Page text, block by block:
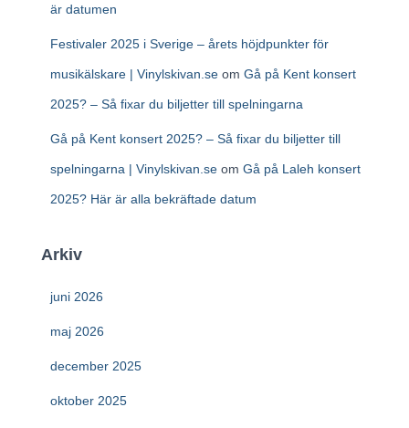
är datumen
Festivaler 2025 i Sverige – årets höjdpunkter för
musikälskare | Vinylskivan.se om Gå på Kent konsert
2025? – Så fixar du biljetter till spelningarna
Gå på Kent konsert 2025? – Så fixar du biljetter till
spelningarna | Vinylskivan.se om Gå på Laleh konsert
2025? Här är alla bekräftade datum
Arkiv
juni 2026
maj 2026
december 2025
oktober 2025